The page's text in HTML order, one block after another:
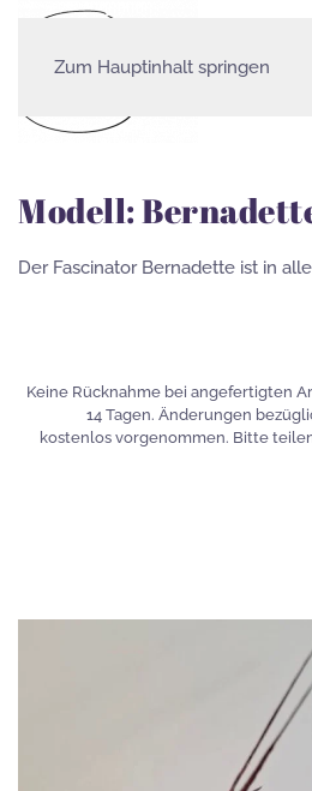
Zum Hauptinhalt springen
Modell:
Der Fascinator Bernadette ist in
Keine Rücknahme bei angefertigten
14 Tagen. Änderungen
kostenlos vorgenommen. Bitte